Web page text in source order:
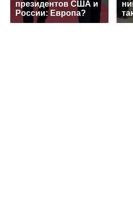
президентов США и
России: Европа?